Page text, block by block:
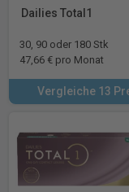
Dailies Total1
30, 90 oder 180 Stk
47,66 € pro Monat
Vergleiche 13